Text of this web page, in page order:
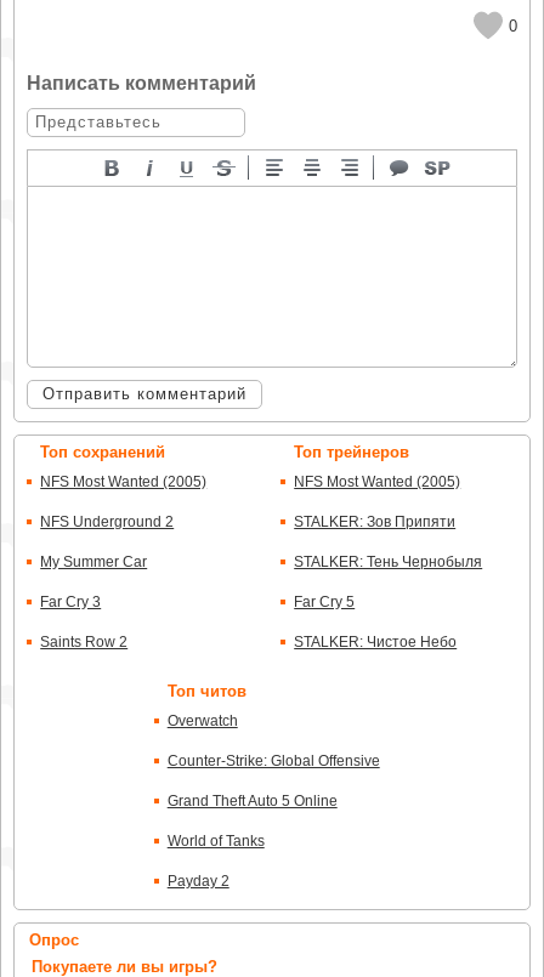
Топ сохранений
NFS Most Wanted (2005)
NFS Underground 2
My Summer Car
Far Cry 3
Saints Row 2
Топ трейнеров
NFS Most Wanted (2005)
STALKER: Зов Припяти
STALKER: Тень Чернобыля
Far Cry 5
STALKER: Чистое Небо
Топ читов
Overwatch
Counter-Strike: Global Offensive
Grand Theft Auto 5 Online
World of Tanks
Payday 2
0
Написать комментарий
Отправить комментарий
Опрос
Покупаете ли вы игры?